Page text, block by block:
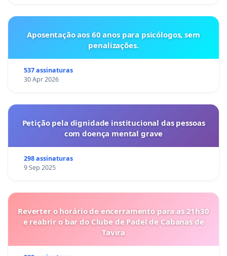
Aposentação aos 60 anos para psicólogos, sem
penalizações.
537 assinaturas
30 Apr 2026
Petição pela dignidade institucional das pessoas
com doença mental grave
298 assinaturas
9 Sep 2025
Reverter o horário de encerramento para as 21h30
e reabrir o bar do Clube de Padel de Cabanas de
Tavira